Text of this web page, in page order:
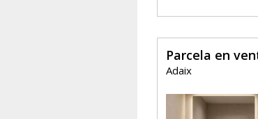
Parcela en
Adaix